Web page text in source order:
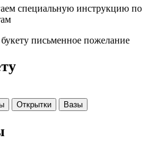
специальную инструкцию по
письменное пожелание
Открытки Вазы